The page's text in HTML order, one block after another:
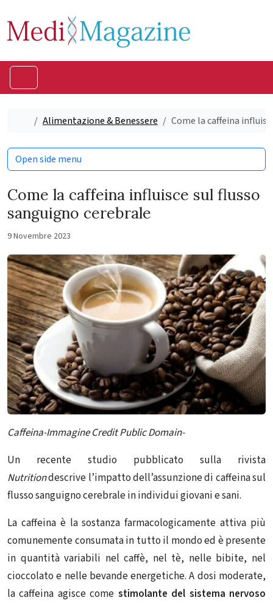
Home
Alimentazione & Benessere Come la caffeina
Come la caffeina influisce sul flusso
sanguigno cerebrale
9 Novembre 2023
Caffeina-Immagine Credit Public Domain-
Un recente studio pubblicato sulla rivista
Nutritiondescrive l’impatto dell’assunzione di caffeina sul
flusso sanguigno cerebrale in individui giovani e sani.
La caffeina è la sostanza farmacologicamente attiva più
comunemente consumata in tutto il mondo ed è presente
in quantità variabili nel caffè, nel tè, nelle bibite, nel
cioccolato e nelle bevande energetiche. A dosi moderate,
la caffeina agisce come stimolante del sistema nervoso
Open side menu